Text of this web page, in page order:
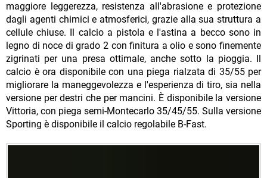
maggiore leggerezza, resistenza all'abrasione e protezione
dagli agenti chimici e atmosferici, grazie alla sua struttura a
cellule chiuse. Il calcio a pistola e l'astina a becco sono in
legno di noce di grado 2 con finitura a olio e sono finemente
zigrinati per una presa ottimale, anche sotto la pioggia. Il
calcio è ora disponibile con una piega rialzata di 35/55 per
migliorare la maneggevolezza e l'esperienza di tiro, sia nella
versione per destri che per mancini. È disponibile la versione
Vittoria, con piega semi-Montecarlo 35/45/55. Sulla versione
Sporting è disponibile il calcio regolabile B-Fast.